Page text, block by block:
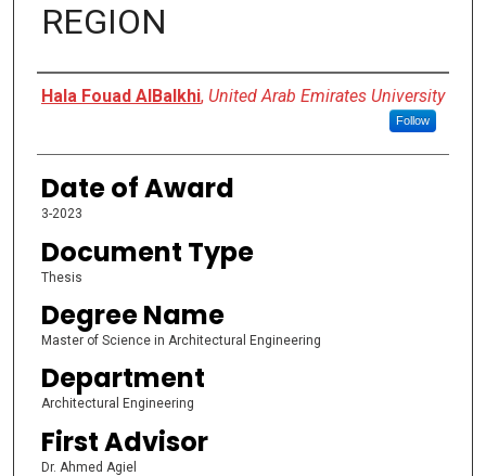
REGION
Author
Hala Fouad AlBalkhi, United Arab Emirates University
Follow
Date of Award
3-2023
Document Type
Thesis
Degree Name
Master of Science in Architectural Engineering
Department
Architectural Engineering
First Advisor
Dr. Ahmed Agiel